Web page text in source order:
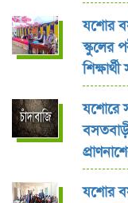
যশোর
স্কুলের
যশোরে
যশোর